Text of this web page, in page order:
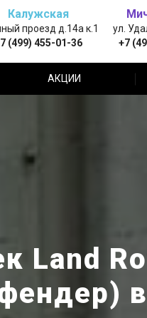
Калужская
проезд д.14а к.1
(499) 455-01-36
ул.
+7
АКЦИИ
Land